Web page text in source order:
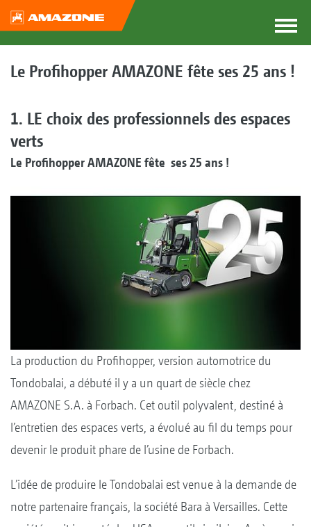
Le Profihopper AMAZONE fête ses 25 ans !
1. LE choix des professionnels des espaces
verts
Le Profihopper AMAZONE fête ses 25 ans !
La production du Profihopper, version automotrice du
Tondobalai, a débuté il y a un quart de siècle chez
AMAZONE S.A. à Forbach. Cet outil polyvalent, destiné à
l’entretien des espaces verts, a évolué au fil du temps pour
devenir le produit phare de l’usine de Forbach.
L’idée de produire le Tondobalai est venue à la demande de
notre partenaire français, la société Bara à Versailles. Cette